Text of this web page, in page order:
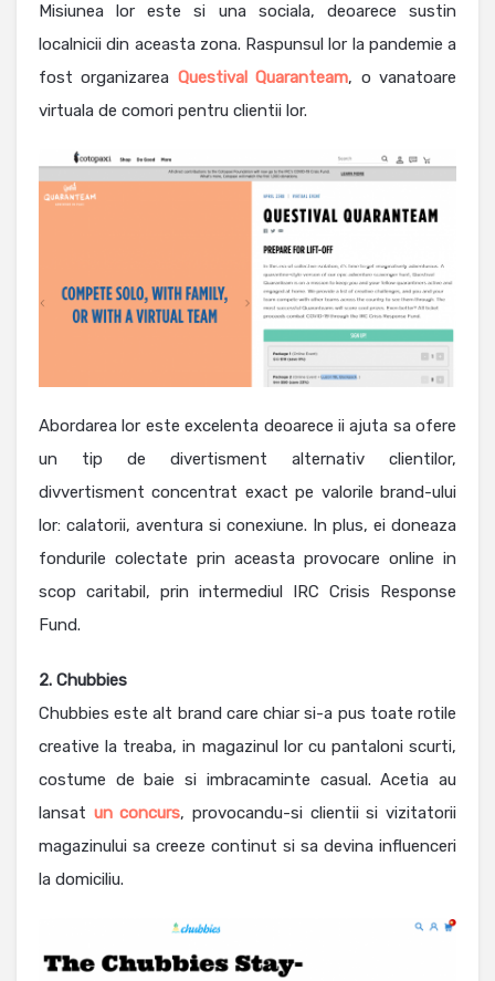
Misiunea lor este si una sociala, deoarece sustin
localnicii din aceasta zona. Raspunsul lor la pandemie a
fost organizarea Questival Quaranteam, o vanatoare
virtuala de comori pentru clientii lor.
Abordarea lor este excelenta deoarece ii ajuta sa ofere
un tip de divertisment alternativ clientilor,
divvertisment concentrat exact pe valorile brand-ului
lor: calatorii, aventura si conexiune. In plus, ei doneaza
fondurile colectate prin aceasta provocare online in
scop caritabil, prin intermediul IRC Crisis Response
Fund.
2. Chubbies
Chubbies este alt brand care chiar si-a pus toate rotile
creative la treaba, in magazinul lor cu pantaloni scurti,
costume de baie si imbracaminte casual. Acetia au
lansat un concurs, provocandu-si clientii si vizitatorii
magazinului sa creeze continut si sa devina influenceri
la domiciliu.